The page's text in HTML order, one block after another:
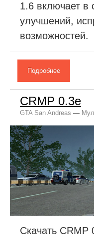
1.6 включает в
улучшений,
возможностей.
Подробнее
CRMP 0.3e
GTA San Andreas —
Скачать CRMP